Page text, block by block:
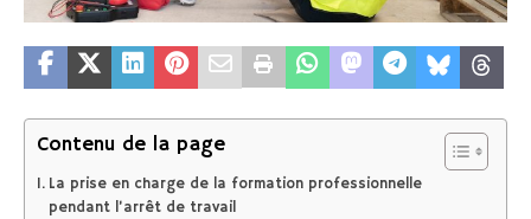
Contenu de la page
La prise en charge de la formation professionnelle
pendant l’arrêt de travail